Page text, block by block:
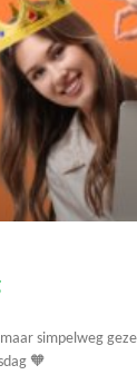
simpelweg
🧡